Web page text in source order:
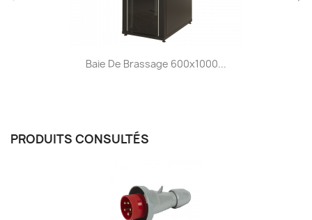
Baie De Brassage 600x1000...
PRODUITS CONSULTÉS